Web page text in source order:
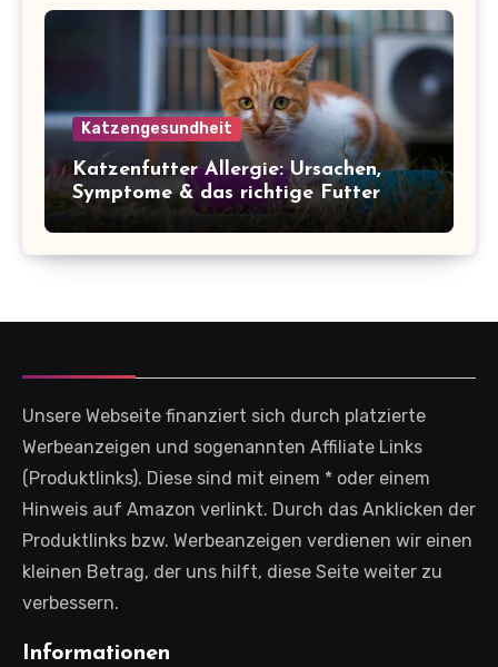
Katzengesundheit
Katzenfutter Allergie: Ursachen,
Symptome & das richtige Futter
Unsere Webseite finanziert sich durch platzierte
Werbeanzeigen und sogenannten Affiliate Links
(Produktlinks). Diese sind mit einem * oder einem
Hinweis auf Amazon verlinkt. Durch das Anklicken der
Produktlinks bzw. Werbeanzeigen verdienen wir einen
kleinen Betrag, der uns hilft, diese Seite weiter zu
verbessern.
Informationen